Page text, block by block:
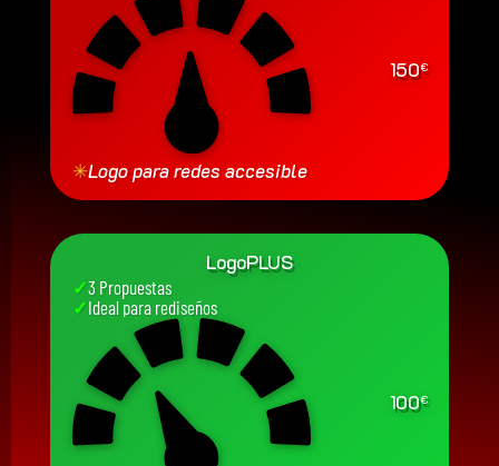
150€
✳Logo para redes accesible
LogoPLUS
✓3 Propuestas
✓Ideal para rediseños
100€